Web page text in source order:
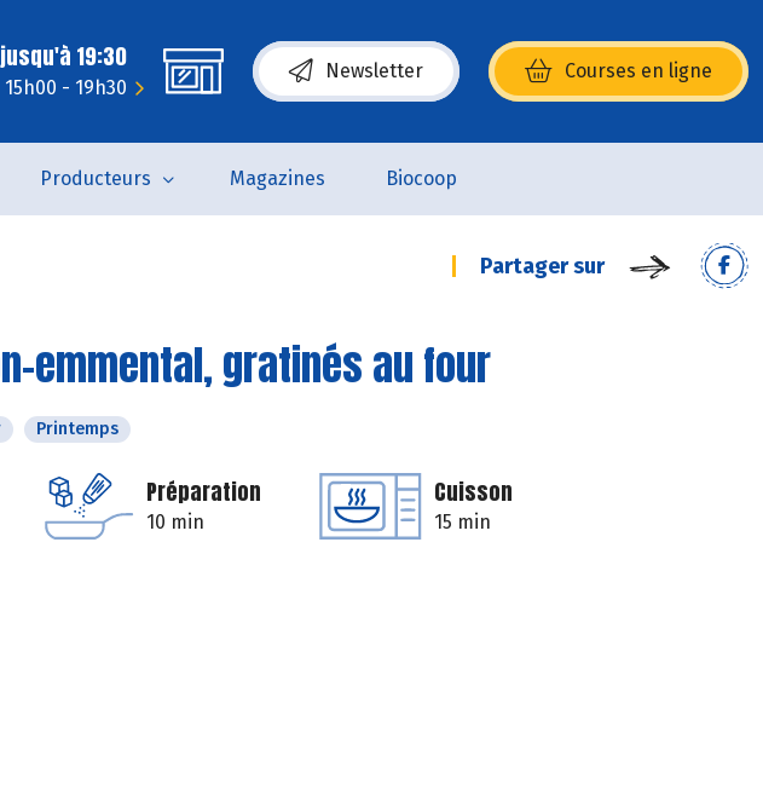
19:30
- 19h30
Newsletter Courses en ligne
(s’ouvre dans une nouvelle fenêtre)
Producteurs Magazines Biocoop
Partager sur
emmental, gratinés au four
Printemps
Préparation
10 min
Cuisson
15 min